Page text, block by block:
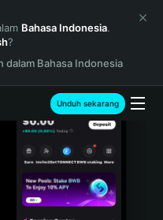
Bahasa Indonesia.
?
dalam Bahasa Indonesia
Unduh sekarang